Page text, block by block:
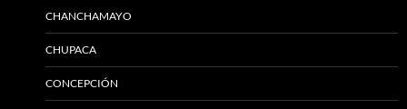
CHANCHAMAYO
CHUPACA
CONCEPCIÓN